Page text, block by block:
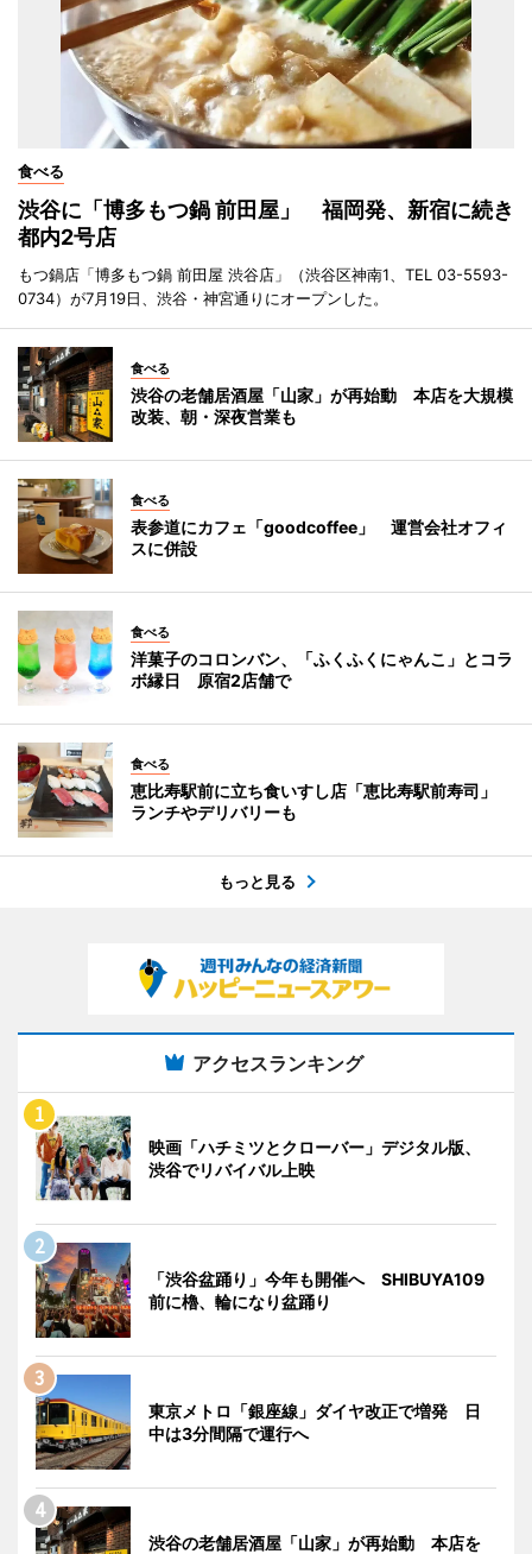
食べる
渋谷に「博多もつ鍋 前田屋」 福岡発、新宿に続き
都内2号店
もつ鍋店「博多もつ鍋 前田屋 渋谷店」（渋谷区神南1、TEL 03-5593-
0734）が7月19日、渋谷・神宮通りにオープンした。
食べる
渋谷の老舗居酒屋「山家」が再始動 本店を大規模
改装、朝・深夜営業も
食べる
表参道にカフェ「goodcoffee」 運営会社オフィ
スに併設
食べる
洋菓子のコロンバン、「ふくふくにゃんこ」とコラ
ボ縁日 原宿2店舗で
食べる
恵比寿駅前に立ち食いすし店「恵比寿駅前寿司」
ランチやデリバリーも
もっと見る
アクセスランキング
映画「ハチミツとクローバー」デジタル版、
渋谷でリバイバル上映
「渋谷盆踊り」今年も開催へ SHIBUYA109
前に櫓、輪になり盆踊り
東京メトロ「銀座線」ダイヤ改正で増発 日
中は3分間隔で運行へ
渋谷の老舗居酒屋「山家」が再始動 本店を